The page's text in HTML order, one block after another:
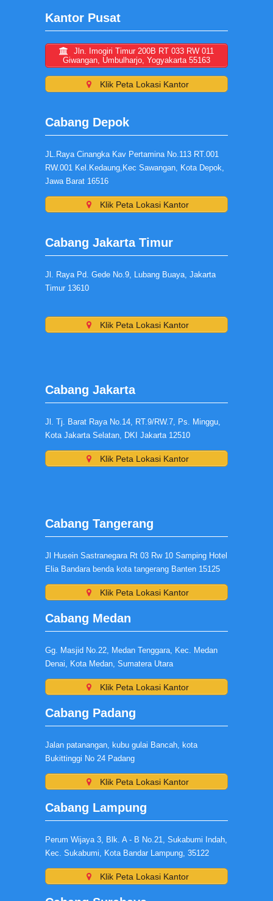
Kantor Pusat
Jln. Imogiri Timur 200B RT 033 RW 011
Giwangan, Umbulharjo, Yogyakarta 55163
Klik Peta Lokasi Kantor
Cabang Depok
JL.Raya Cinangka Kav Pertamina No.113 RT.001
RW.001 Kel.Kedaung,Kec Sawangan, Kota Depok,
Jawa Barat 16516
Klik Peta Lokasi Kantor
Cabang Jakarta Timur
Jl. Raya Pd. Gede No.9, Lubang Buaya, Jakarta
Timur 13610
Klik Peta Lokasi Kantor
Cabang Jakarta
Jl. Tj. Barat Raya No.14, RT.9/RW.7, Ps. Minggu,
Kota Jakarta Selatan, DKI Jakarta 12510
Klik Peta Lokasi Kantor
Cabang Tangerang
Jl Husein Sastranegara Rt 03 Rw 10 Samping Hotel
Elia Bandara benda kota tangerang Banten 15125
Klik Peta Lokasi Kantor
Cabang Medan
Gg. Masjid No.22, Medan Tenggara, Kec. Medan
Denai, Kota Medan, Sumatera Utara
Klik Peta Lokasi Kantor
Cabang Padang
Jalan patanangan, kubu gulai Bancah, kota
Bukittinggi No 24 Padang
Klik Peta Lokasi Kantor
Cabang Lampung
Perum Wijaya 3, Blk. A - B No.21, Sukabumi Indah,
Kec. Sukabumi, Kota Bandar Lampung, 35122
Klik Peta Lokasi Kantor